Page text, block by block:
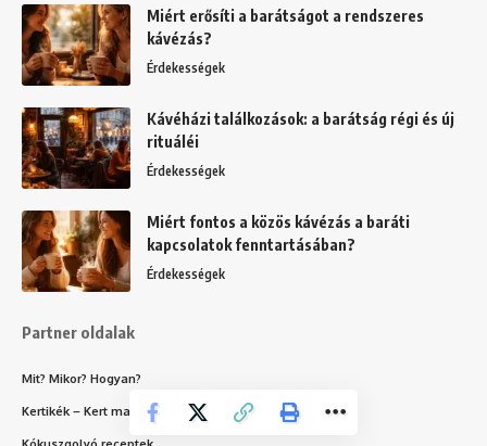
Miért erősíti a barátságot a rendszeres
kávézás?
Érdekességek
Kávéházi találkozások: a barátság régi és új
rituáléi
Érdekességek
Miért fontos a közös kávézás a baráti
kapcsolatok fenntartásában?
Érdekességek
Partner oldalak
Mit? Mikor? Hogyan?
Kertikék – Kert magazin